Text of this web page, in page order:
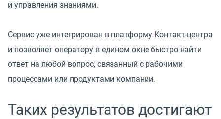
и управления знаниями.
Сервис уже интегрирован в платформу Контакт-центра
и позволяет оператору в едином окне быстро найти
ответ на любой вопрос, связанный с рабочими
процессами или продуктами компании.
Таких результатов достигают